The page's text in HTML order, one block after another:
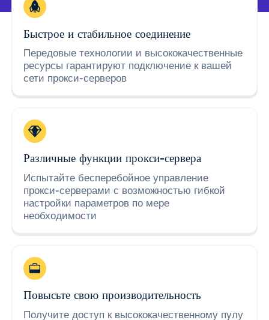
Быстрое и стабильное соединение
Передовые технологии и высококачественные
ресурсы гарантируют подключение к вашей
сети прокси-серверов
Различные функции прокси-сервера
Испытайте бесперебойное управление
прокси-серверами с возможностью гибкой
настройки параметров по мере
необходимости
Повысьте свою производительность
Получите доступ к высококачественному пулу